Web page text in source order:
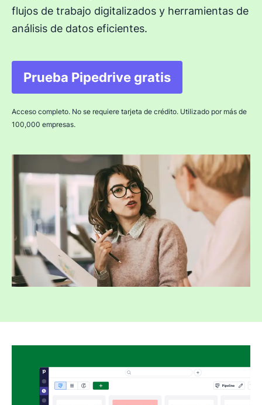
flujos de trabajo digitalizados y herramientas de
análisis de datos eficientes.
Prueba Pipedrive gratis
Se abre en una nueva
Acceso completo. No se requiere tarjeta de crédito. Utilizado por más de
100,000 empresas.